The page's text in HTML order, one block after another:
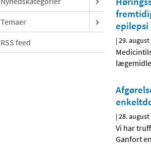
Temaer
RSS feed
epilepsi
|29. august
|28. august
Vi har
Ganfort